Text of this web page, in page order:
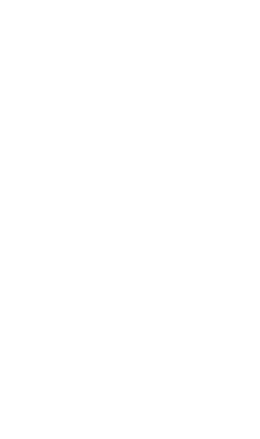
hinzufügen
hinzufügen